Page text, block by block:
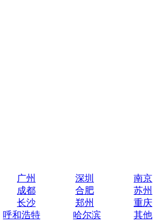
广州 深圳
南京
成都 合肥
苏州
长沙 郑州
重庆
呼和浩特 哈尔滨
其他